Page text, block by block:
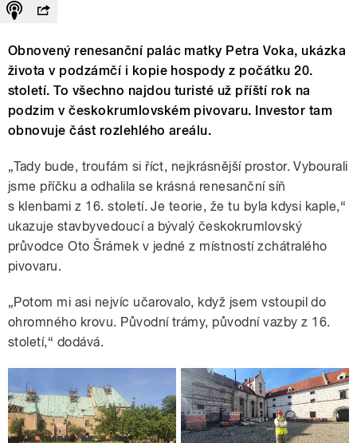
Obnovený renesanční palác matky Petra Voka, ukázka
života v podzámčí i kopie hospody z počátku 20.
století. To všechno najdou turisté už příští rok na
podzim v českokrumlovském pivovaru. Investor tam
obnovuje část rozlehlého areálu.
„Tady bude, troufám si říct, nejkrásnější prostor. Vybourali
jsme příčku a odhalila se krásná renesanční síň
s klenbami z 16. století. Je teorie, že tu byla kdysi kaple,“
ukazuje stavbyvedoucí a bývalý českokrumlovský
průvodce Oto Šrámek v jedné z místností zchátralého
pivovaru.
„Potom mi asi nejvíc učarovalo, když jsem vstoupil do
ohromného krovu. Původní trámy, původní vazby z 16.
století,“ dodává.